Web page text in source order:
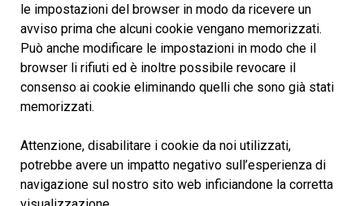
le impostazioni del browser in modo da ricevere un
avviso prima che alcuni cookie vengano memorizzati.
Può anche modificare le impostazioni in modo che il
browser li rifiuti ed è inoltre possibile revocare il
consenso ai cookie eliminando quelli che sono già stati
memorizzati.
Attenzione, disabilitare i cookie da noi utilizzati,
potrebbe avere un impatto negativo sull’esperienza di
navigazione sul nostro sito web inficiandone la corretta